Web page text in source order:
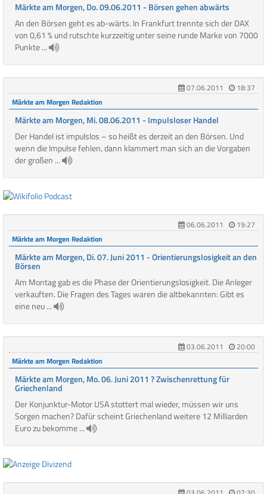
Märkte am Morgen, Do. 09.06.2011 - Börsen gehen abwärts
An den Börsen geht es ab-wärts. In Frankfurt trennte sich der DAX
von 0,61 % und rutschte kurzzeitig unter seine runde Marke von 7000
Punkte ...
07.06.2011
18:37
Märkte am Morgen Redaktion
Märkte am Morgen, Mi. 08.06.2011 - Impulsloser Handel
Der Handel ist impulslos – so heißt es derzeit an den Börsen. Und
wenn die Impulse fehlen, dann klammert man sich an die Vorgaben
der großen ...
06.06.2011
19:27
Märkte am Morgen Redaktion
Märkte am Morgen, Di. 07. Juni 2011 - Orientierungslosigkeit an den
Börsen
Am Montag gab es die Phase der Orientierungslosigkeit. Die Anleger
verkauften. Die Fragen des Tages waren die altbekannten: Gibt es
eine neu ...
03.06.2011
20:00
Märkte am Morgen Redaktion
Märkte am Morgen, Mo. 06. Juni 2011 ? Zwischenrettung für
Griechenland
Der Konjunktur-Motor USA stottert mal wieder, müssen wir uns
Sorgen machen? Dafür scheint Griechenland weitere 12 Milliarden
Euro zu bekomme ...